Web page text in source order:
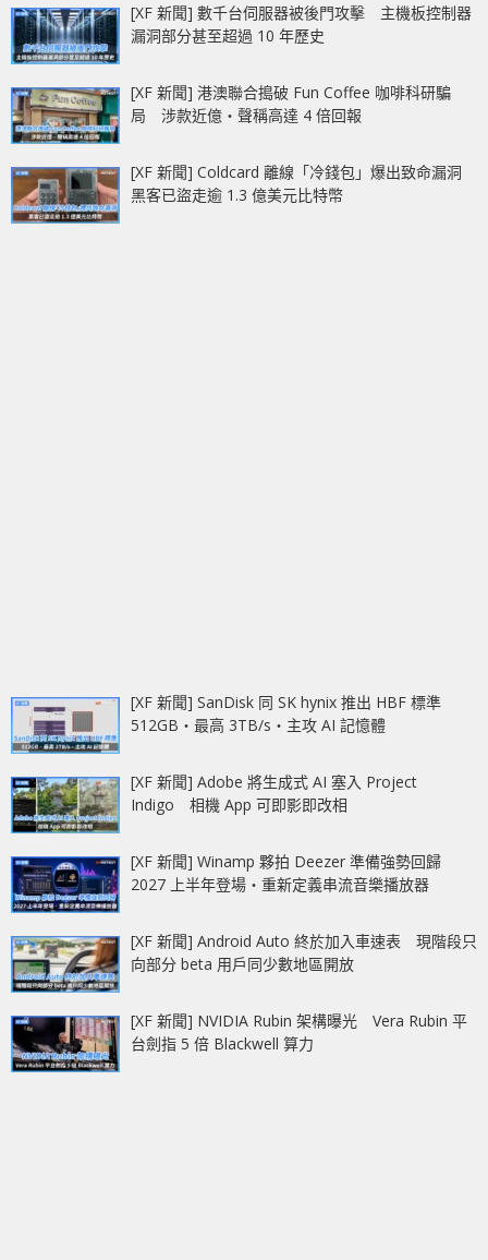
[XF 新聞] 數千台伺服器被後門攻擊 主機板控制器
漏洞部分甚至超過 10 年歷史
[XF 新聞] 港澳聯合搗破 Fun Coffee 咖啡科研騙
局 涉款近億‧聲稱高達 4 倍回報
[XF 新聞] Coldcard 離線「冷錢包」爆出致命漏洞
黑客已盜走逾 1.3 億美元比特幣
[XF 新聞] SanDisk 同 SK hynix 推出 HBF 標準
512GB‧最高 3TB/s‧主攻 AI 記憶體
[XF 新聞] Adobe 將生成式 AI 塞入 Project
Indigo 相機 App 可即影即改相
[XF 新聞] Winamp 夥拍 Deezer 準備強勢回歸
2027 上半年登場‧重新定義串流音樂播放器
[XF 新聞] Android Auto 終於加入車速表 現階段只
向部分 beta 用戶同少數地區開放
[XF 新聞] NVIDIA Rubin 架構曝光 Vera Rubin 平
台劍指 5 倍 Blackwell 算力